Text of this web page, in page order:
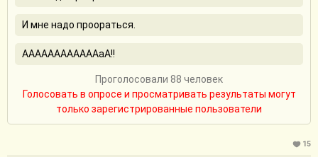
И мне надо проораться.
ААААААААААААаА!!
Проголосовали 88 человек
Голосовать в опросе и просматривать результаты могут
только зарегистрированные пользователи
15